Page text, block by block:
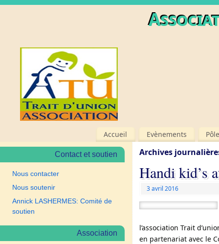
Accueil Evènements
Archives
Handi kid’s
3 avril 2016
l’association Trait
en partenariat avec le
Contact et soutien
Nous contacter
Nous soutenir
Annick LASHERMES: Comité de
soutien
Association